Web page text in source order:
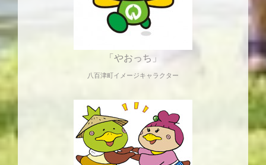
「やおっち」
八百津町イメージキャラクター